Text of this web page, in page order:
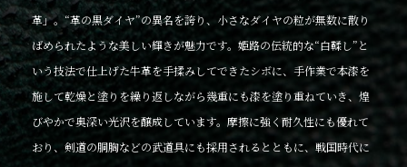
革」。“革の黒ダイヤ”の異名を誇り、小さなダイヤの粒が無数に散り
ばめられたような美しい輝きが魅力です。姫路の伝統的な“白鞣し”と
いう技法で仕上げた牛革を手揉みしてできたシボに、手作業で本漆を
施して乾燥と塗りを繰り返しながら幾重にも漆を塗り重ねていき、煌
びやかで奥深い光沢を醸成しています。摩擦に強く耐久性にも優れて
おり、剣道の胴胸などの武道具にも採用されるとともに、戦国時代に